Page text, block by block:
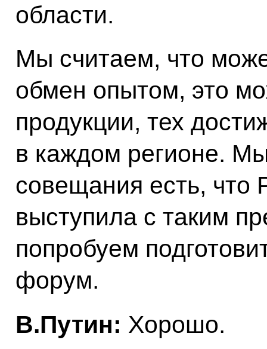
области.
Мы считаем, что
обмен опытом, это
продукции, тех
в каждом регионе.
совещания есть, что
выступила с таким
попробуем
форум.
В.Путин: Хорошо.